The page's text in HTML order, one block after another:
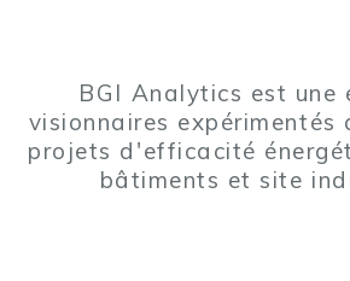
BGI Analytics est une
visionnaires expérimentés
projets d'efficacité
bâtiments et site